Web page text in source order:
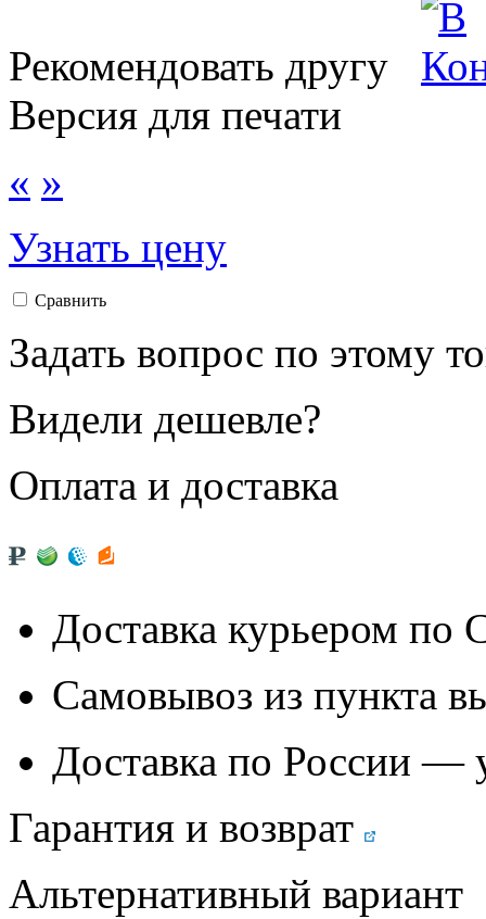
Рекомендовать другу
Версия для печати
« »
Узнать цену
Сравнить
Задать вопрос по этому
Видели дешевле?
Оплата и доставка
Доставка курьером
Самовывоз из пункта
Доставка по России —
Гарантия и возврат
Альтернативный вариант